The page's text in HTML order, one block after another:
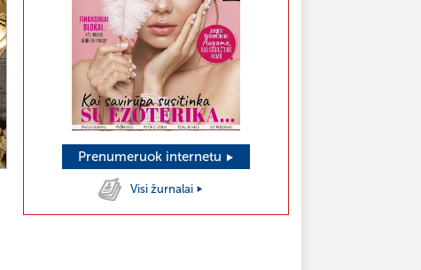
Prenumeruok internetu
Visi žurnalai